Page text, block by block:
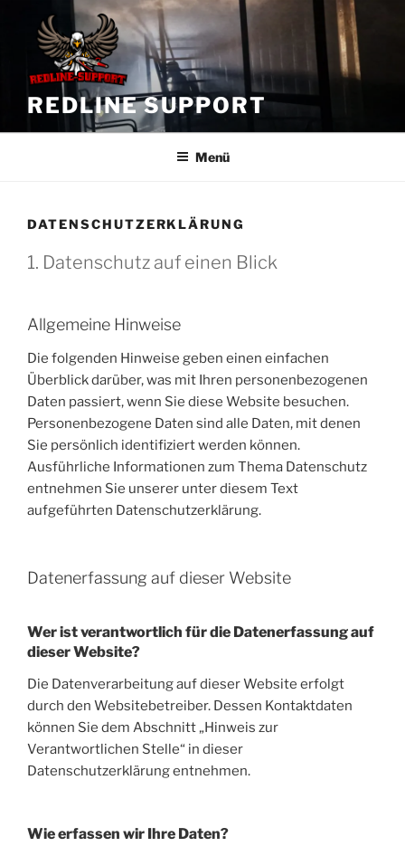
springen
REDLINE SUPPORT
Menü
DATENSCHUTZERKLÄRUNG
1. Datenschutz auf einen Blick
Allgemeine Hinweise
Die folgenden Hinweise geben einen einfachen
Überblick darüber, was mit Ihren personenbezogenen
Daten passiert, wenn Sie diese Website besuchen.
Personenbezogene Daten sind alle Daten, mit denen
Sie persönlich identifiziert werden können.
Ausführliche Informationen zum Thema Datenschutz
entnehmen Sie unserer unter diesem Text
aufgeführten Datenschutzerklärung.
Datenerfassung auf dieser Website
Wer ist verantwortlich für die Datenerfassung auf
dieser Website?
Die Datenverarbeitung auf dieser Website erfolgt
durch den Websitebetreiber. Dessen Kontaktdaten
können Sie dem Abschnitt „Hinweis zur
Verantwortlichen Stelle“ in dieser
Datenschutzerklärung entnehmen.
Wie erfassen wir Ihre Daten?